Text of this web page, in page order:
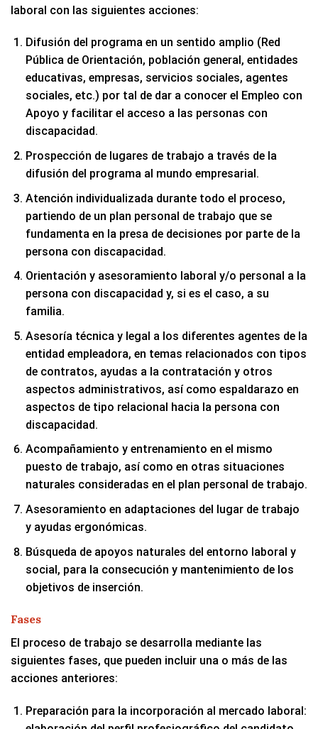
laboral con las siguientes acciones:
Difusión del programa en un sentido amplio (Red
Pública de Orientación, población general, entidades
educativas, empresas, servicios sociales, agentes
sociales, etc.) por tal de dar a conocer el Empleo con
Apoyo y facilitar el acceso a las personas con
discapacidad.
Prospección de lugares de trabajo a través de la
difusión del programa al mundo empresarial.
Atención individualizada durante todo el proceso,
partiendo de un plan personal de trabajo que se
fundamenta en la presa de decisiones por parte de la
persona con discapacidad.
Orientación y asesoramiento laboral y/o personal a la
persona con discapacidad y, si es el caso, a su
familia.
Asesoría técnica y legal a los diferentes agentes de la
entidad empleadora, en temas relacionados con tipos
de contratos, ayudas a la contratación y otros
aspectos administrativos, así como espaldarazo en
aspectos de tipo relacional hacia la persona con
discapacidad.
Acompañamiento y entrenamiento en el mismo
puesto de trabajo, así como en otras situaciones
naturales consideradas en el plan personal de trabajo.
Asesoramiento en adaptaciones del lugar de trabajo
y ayudas ergonómicas.
Búsqueda de apoyos naturales del entorno laboral y
social, para la consecución y mantenimiento de los
objetivos de inserción.
Fases
El proceso de trabajo se desarrolla mediante las
siguientes fases, que pueden incluir una o más de las
acciones anteriores:
Preparación para la incorporación al mercado laboral: